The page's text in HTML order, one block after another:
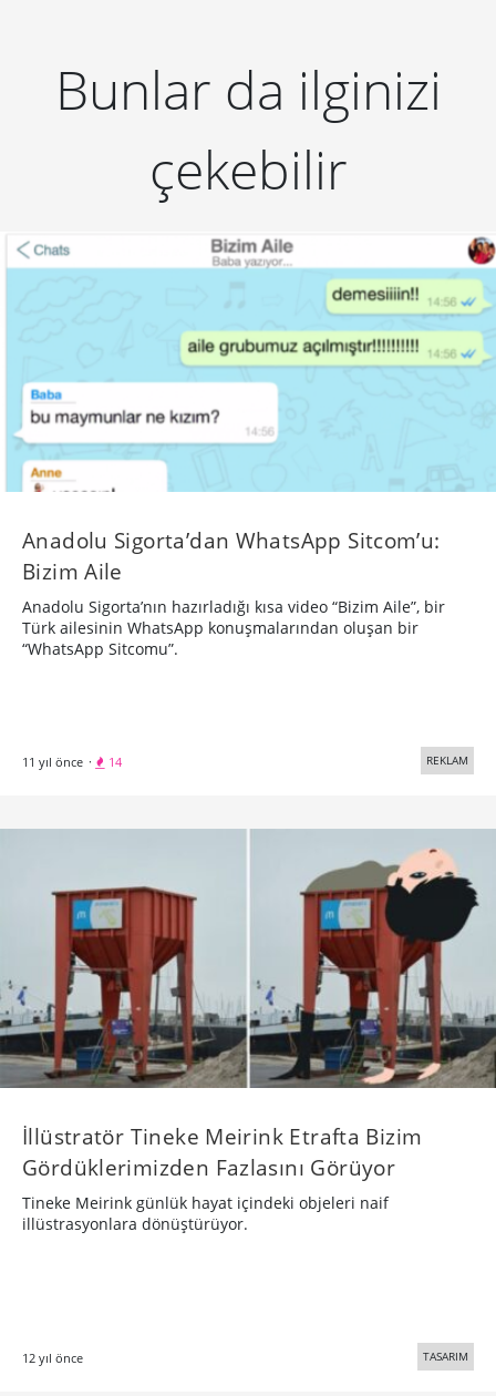
Bunlar da ilginizi
çekebilir
​Anadolu Sigorta’dan WhatsApp Sitcom’u:
Bizim Aile
Anadolu Sigorta’nın hazırladığı kısa video “Bizim Aile”, bir
Türk ailesinin WhatsApp konuşmalarından oluşan bir
“WhatsApp Sitcomu”.
11 yıl önce · 14 REKLAM
İllüstratör Tineke Meirink Etrafta Bizim
Gördüklerimizden Fazlasını Görüyor
Tineke Meirink günlük hayat içindeki objeleri naif
illüstrasyonlara dönüştürüyor.
12 yıl önce TASARIM